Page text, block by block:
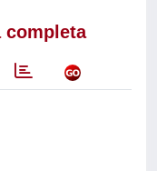
completa